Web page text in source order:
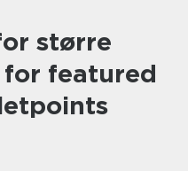
større
featured